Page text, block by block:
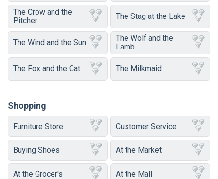
The Crow and the
Pitcher
The Stag at the Lake
The Wind and the Sun
The Wolf and the
Lamb
The Fox and the Cat The Milkmaid
Shopping
Furniture Store Customer Service
Buying Shoes At the Market
At the Grocer's At the Mall